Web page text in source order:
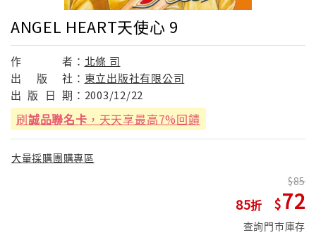
ANGEL HEART天使心 9
作 者： 北條 司
出
版 社： 東立出版社有限公司
出 版 日 期： 2003/12/22
刷誠品聯名卡 ，天天享最高7%回饋
大量採購團購專區
85
85
72
查詢門市庫存